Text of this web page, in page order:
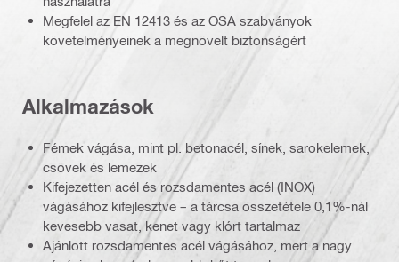
Megfelel az EN 12413 és az OSA szabványok
követelményeinek a megnövelt biztonságért
Alkalmazások
Fémek vágása, mint pl. betonacél, sínek, sarokelemek,
csövek és lemezek
Kifejezetten acél és rozsdamentes acél (INOX)
vágásához kifejlesztve – a tárcsa összetétele 0,1%-nál
kevesebb vasat, kenet vagy klórt tartalmaz
Ajánlott rozsdamentes acél vágásához, mert a nagy